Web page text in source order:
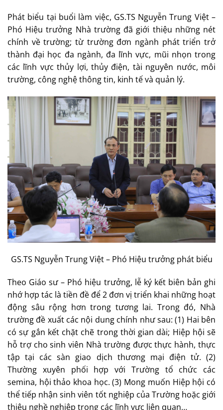
Phát biểu tại buổi làm việc, GS.TS Nguyễn Trung Việt –
Phó Hiệu trưởng Nhà trường đã giới thiệu những nét
chính về trường; từ trường đơn ngành phát triển trở
thành đại học đa ngành, đa lĩnh vực, mũi nhọn trong
các lĩnh vực thủy lợi, thủy điện, tài nguyên nước, môi
trường, công nghệ thông tin, kinh tế và quản lý.
GS.TS Nguyễn Trung Việt – Phó Hiệu trưởng phát biểu
Theo Giáo sư – Phó hiệu trưởng, lễ ký kết biên bản ghi
nhớ hợp tác là tiền đề để 2 đơn vị triển khai những hoạt
động sâu rộng hơn trong tương lai. Trong đó, Nhà
trường đề xuất các nội dung chính như sau: (1) Hai bên
có sự gắn kết chặt chẽ trong thời gian dài; Hiệp hội sẽ
hỗ trợ cho sinh viên Nhà trường được thực hành, thực
tập tại các sàn giao dịch thương mại điện tử. (2)
Thường xuyên phối hợp với Trường tổ chức các
semina, hội thảo khoa học. (3) Mong muốn Hiệp hội có
thể tiếp nhận sinh viên tốt nghiệp của Trường hoặc giới
thiệu nghề nghiệp trong các lĩnh vực liên quan…